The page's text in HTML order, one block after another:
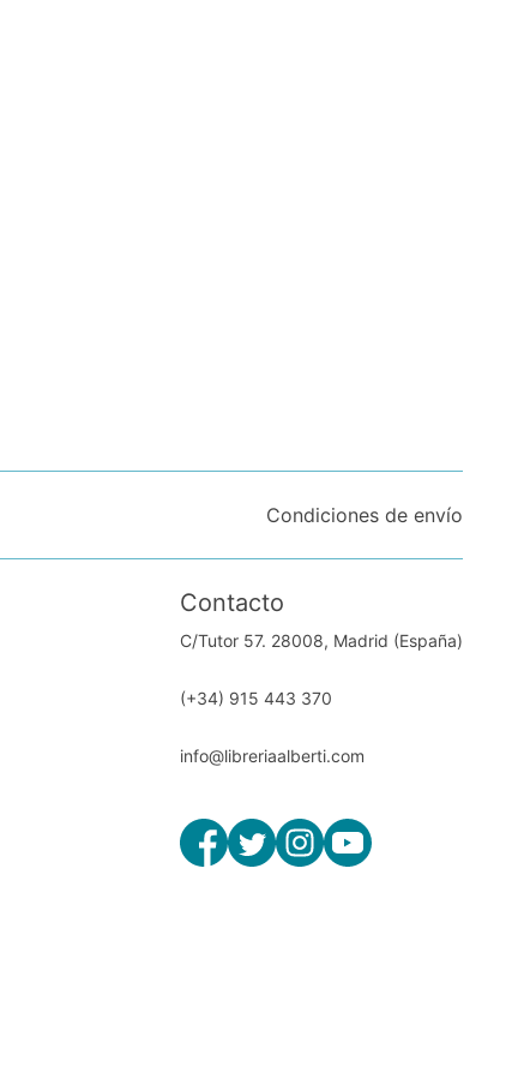
Condiciones de envío
Contacto
C/Tutor 57. 28008, Madrid (España)
(+34) 915 443 370
info@libreriaalberti.com